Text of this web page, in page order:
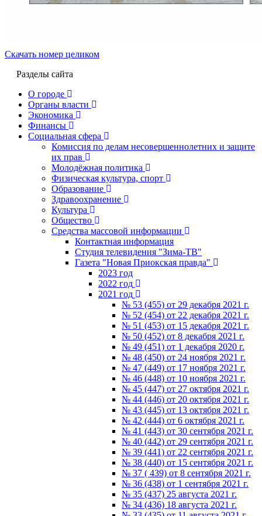
Скачать номер целиком
Разделы сайта
О городе
Органы власти
Экономика
Финансы
Социальная сфера
Комиссия по делам несовершеннолетних и защите
их прав
Молодёжная политика
Физическая культура, спорт
Образование
Здравоохранение
Культура
Общество
Средства массовой информации
Контактная информация
Студия телевидения "Зима-ТВ"
Газета "Новая Приокская правда"
2023 год
2022 год
2021 год
№ 53 (455) от 29 декабря 2021 г.
№ 52 (454) от 22 декабря 2021 г.
№ 51 (453) от 15 декабря 2021 г.
№ 50 (452) от 8 декабря 2021 г.
№ 49 (451) от 1 декабря 2020 г.
№ 48 (450) от 24 ноября 2021 г.
№ 47 (449) от 17 ноября 2021 г.
№ 46 (448) от 10 ноября 2021 г.
№ 45 (447) от 27 октября 2021 г.
№ 44 (446) от 20 октября 2021 г.
№ 43 (445) от 13 октября 2021 г.
№ 42 (444) от 6 октября 2021 г.
№ 41 (443) от 30 сентября 2021 г.
№ 40 (442) от 29 сентября 2021 г.
№ 39 (441) от 22 сентября 2021 г.
№ 38 (440) от 15 сентября 2021 г.
№ 37 ( 439) от 8 сентября 2021 г.
№ 36 (438) от 1 сентября 2021 г.
№ 35 (437) 25 августа 2021 г.
№ 34 (436) 18 августа 2021 г.